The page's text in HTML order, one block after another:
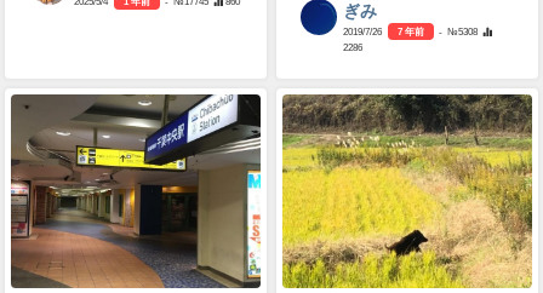
ぎみ
2019/7/26 7 年前
- №5308
2286